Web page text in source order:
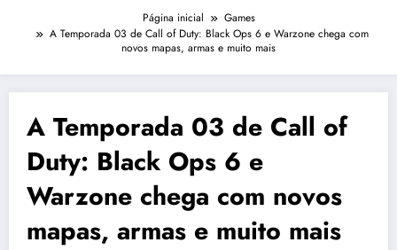
Página inicial
Games
A Temporada 03 de Call of Duty: Black Ops 6 e Warzone chega com
novos mapas, armas e muito mais
A Temporada 03 de Call of
Duty: Black Ops 6 e
Warzone chega com novos
mapas, armas e muito mais